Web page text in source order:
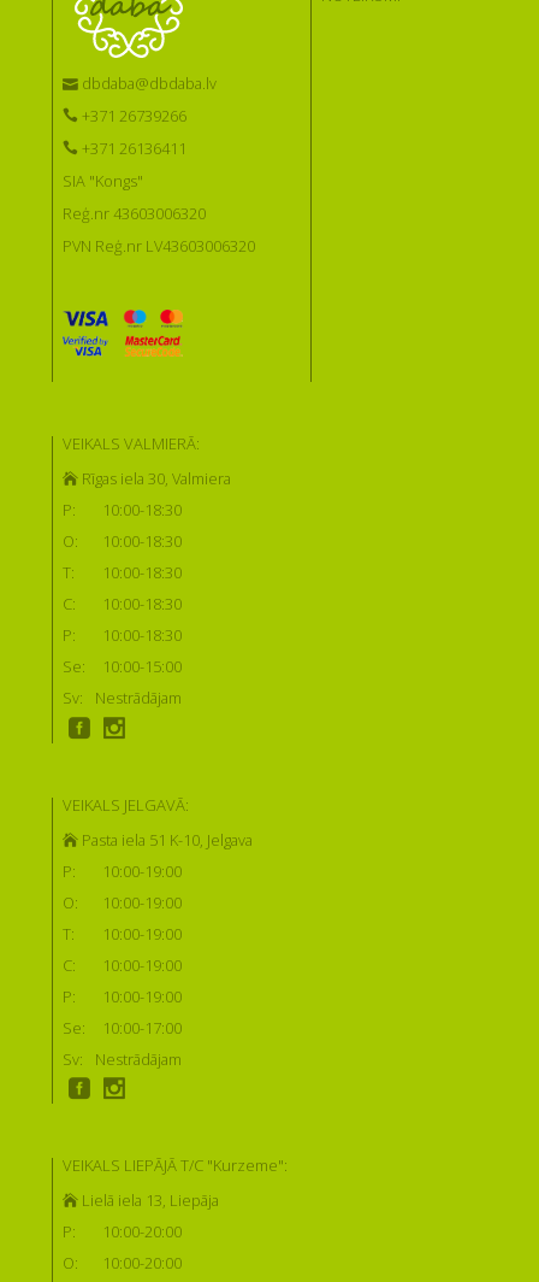
dbdaba@dbdaba.lv
+371 26739266
+371 26136411
SIA "Kongs"
Reģ.nr 43603006320
PVN Reģ.nr LV43603006320
VEIKALS VALMIERĀ:
Rīgas iela 30, Valmiera
P:
10:00-18:30
O:
10:00-18:30
T:
10:00-18:30
C:
10:00-18:30
P:
10:00-18:30
Se:
10:00-15:00
Sv:
Nestrādājam
VEIKALS JELGAVĀ:
Pasta iela 51 K-10, Jelgava
P:
10:00-19:00
O:
10:00-19:00
T:
10:00-19:00
C:
10:00-19:00
P:
10:00-19:00
Se:
10:00-17:00
Sv:
Nestrādājam
VEIKALS LIEPĀJĀ T/C "Kurzeme":
Lielā iela 13, Liepāja
P:
10:00-20:00
O:
10:00-20:00